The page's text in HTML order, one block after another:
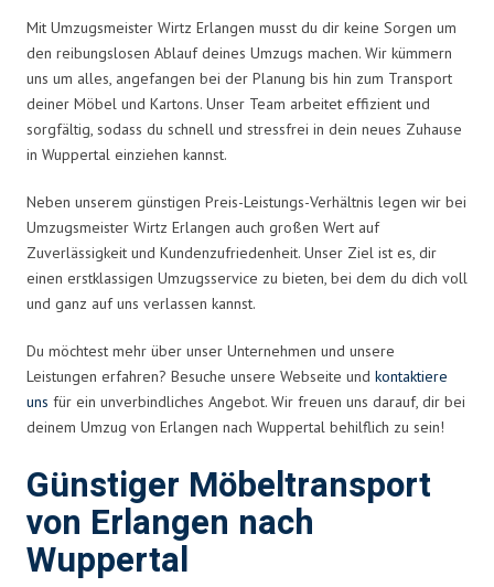
Mit Umzugsmeister Wirtz Erlangen musst du dir keine Sorgen um
den reibungslosen Ablauf deines Umzugs machen. Wir kümmern
uns um alles, angefangen bei der Planung bis hin zum Transport
deiner Möbel und Kartons. Unser Team arbeitet effizient und
sorgfältig, sodass du schnell und stressfrei in dein neues Zuhause
in Wuppertal einziehen kannst.
Neben unserem günstigen Preis-Leistungs-Verhältnis legen wir bei
Umzugsmeister Wirtz Erlangen auch großen Wert auf
Zuverlässigkeit und Kundenzufriedenheit. Unser Ziel ist es, dir
einen erstklassigen Umzugsservice zu bieten, bei dem du dich voll
und ganz auf uns verlassen kannst.
Du möchtest mehr über unser Unternehmen und unsere
Leistungen erfahren? Besuche unsere Webseite und kontaktiere
uns für ein unverbindliches Angebot. Wir freuen uns darauf, dir bei
deinem Umzug von Erlangen nach Wuppertal behilflich zu sein!
Günstiger Möbeltransport
von Erlangen nach
Wuppertal